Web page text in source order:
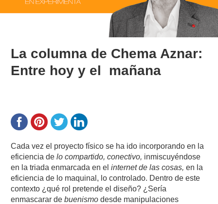
La columna de Chema Aznar:
Entre hoy y el mañana
Cada vez el proyecto físico se ha ido incorporando en la
eficiencia delo compartido, conectivo, inmiscuyéndose
en la triada enmarcada en elinternet de las cosas, en la
eficiencia de lo maquinal, lo controlado. Dentro de este
contexto ¿qué rol pretende el diseño? ¿Sería
enmascarar debuenismo desde manipulaciones